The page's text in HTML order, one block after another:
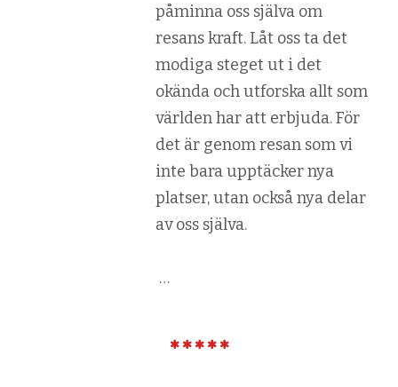
påminna oss själva om
resans kraft. Låt oss ta det
modiga steget ut i det
okända och utforska allt som
världen har att erbjuda. För
det är genom resan som vi
inte bara upptäcker nya
platser, utan också nya delar
av oss själva.
…